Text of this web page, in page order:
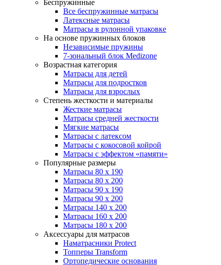
Беспружинные
Все беспружинные матрасы
Латексные матрасы
Матрасы в рулонной упаковке
На основе пружинных блоков
Независимые пружины
7-зональный блок Medizone
Возрастная категория
Матрасы для детей
Матрасы для подростков
Матрасы для взрослых
Степень жесткости и материалы
Жесткие матрасы
Матрасы средней жесткости
Мягкие матрасы
Матрасы с латексом
Матрасы с кокосовой койрой
Матрасы с эффектом «памяти»
Популярные размеры
Матрасы 80 x 190
Матрасы 80 x 200
Матрасы 90 x 190
Матрасы 90 x 200
Матрасы 140 x 200
Матрасы 160 x 200
Матрасы 180 x 200
Аксессуары для матрасов
Наматрасники Protect
Топперы Transform
Ортопедические основания